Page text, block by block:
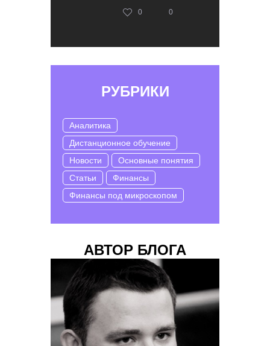
0 0
РУБРИКИ
Аналитика
Дистанционное обучение
Новости
Основные понятия
Статьи
Финансы
Финансы под микроскопом
АВТОР БЛОГА